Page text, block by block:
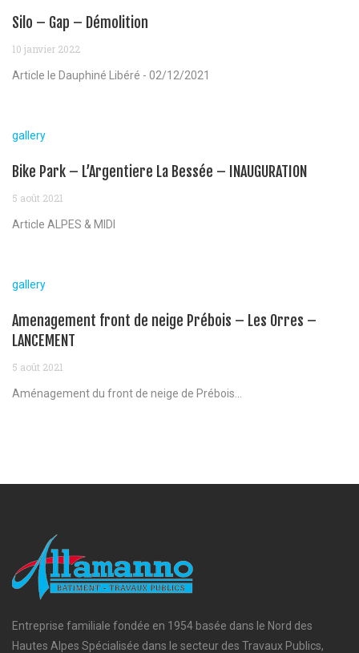
Silo – Gap – Démolition
10 janvier 2022
Article le Dauphiné Libéré - 02/12/2021
gallery
Bike Park – L’Argentiere La Bessée – INAUGURATION
5 août 2021
Article ALPES & MIDI
gallery
Amenagement front de neige Prébois – Les Orres –
LANCEMENT
5 août 2021
Aménagement du front de neige de Prébois...
Entreprise familiale fondée en 1954 basée dans le Nord des
Hautes Alpes Spécialisée dans le secteur des Travaux Publics,